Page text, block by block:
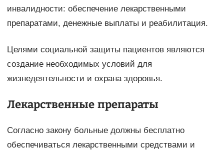
инвалидности: обеспечение лекарственными
препаратами, денежные выплаты и реабилитация.
Целями социальной защиты пациентов являются
создание необходимых условий для
жизнедеятельности и охрана здоровья.
Лекарственные препараты
Согласно закону больные должны бесплатно
обеспечиваться лекарственными средствами и